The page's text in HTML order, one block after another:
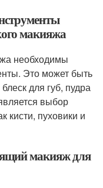
макияжа
необходимы
Это может быть
для губ, пудра
выбор
кисти, пуховики и
макияж для